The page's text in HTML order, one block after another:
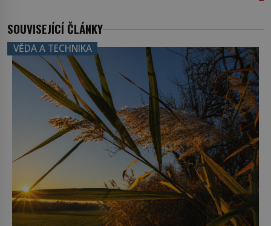
SOUVISEJÍCÍ ČLÁNKY
VĚDA A TECHNIKA